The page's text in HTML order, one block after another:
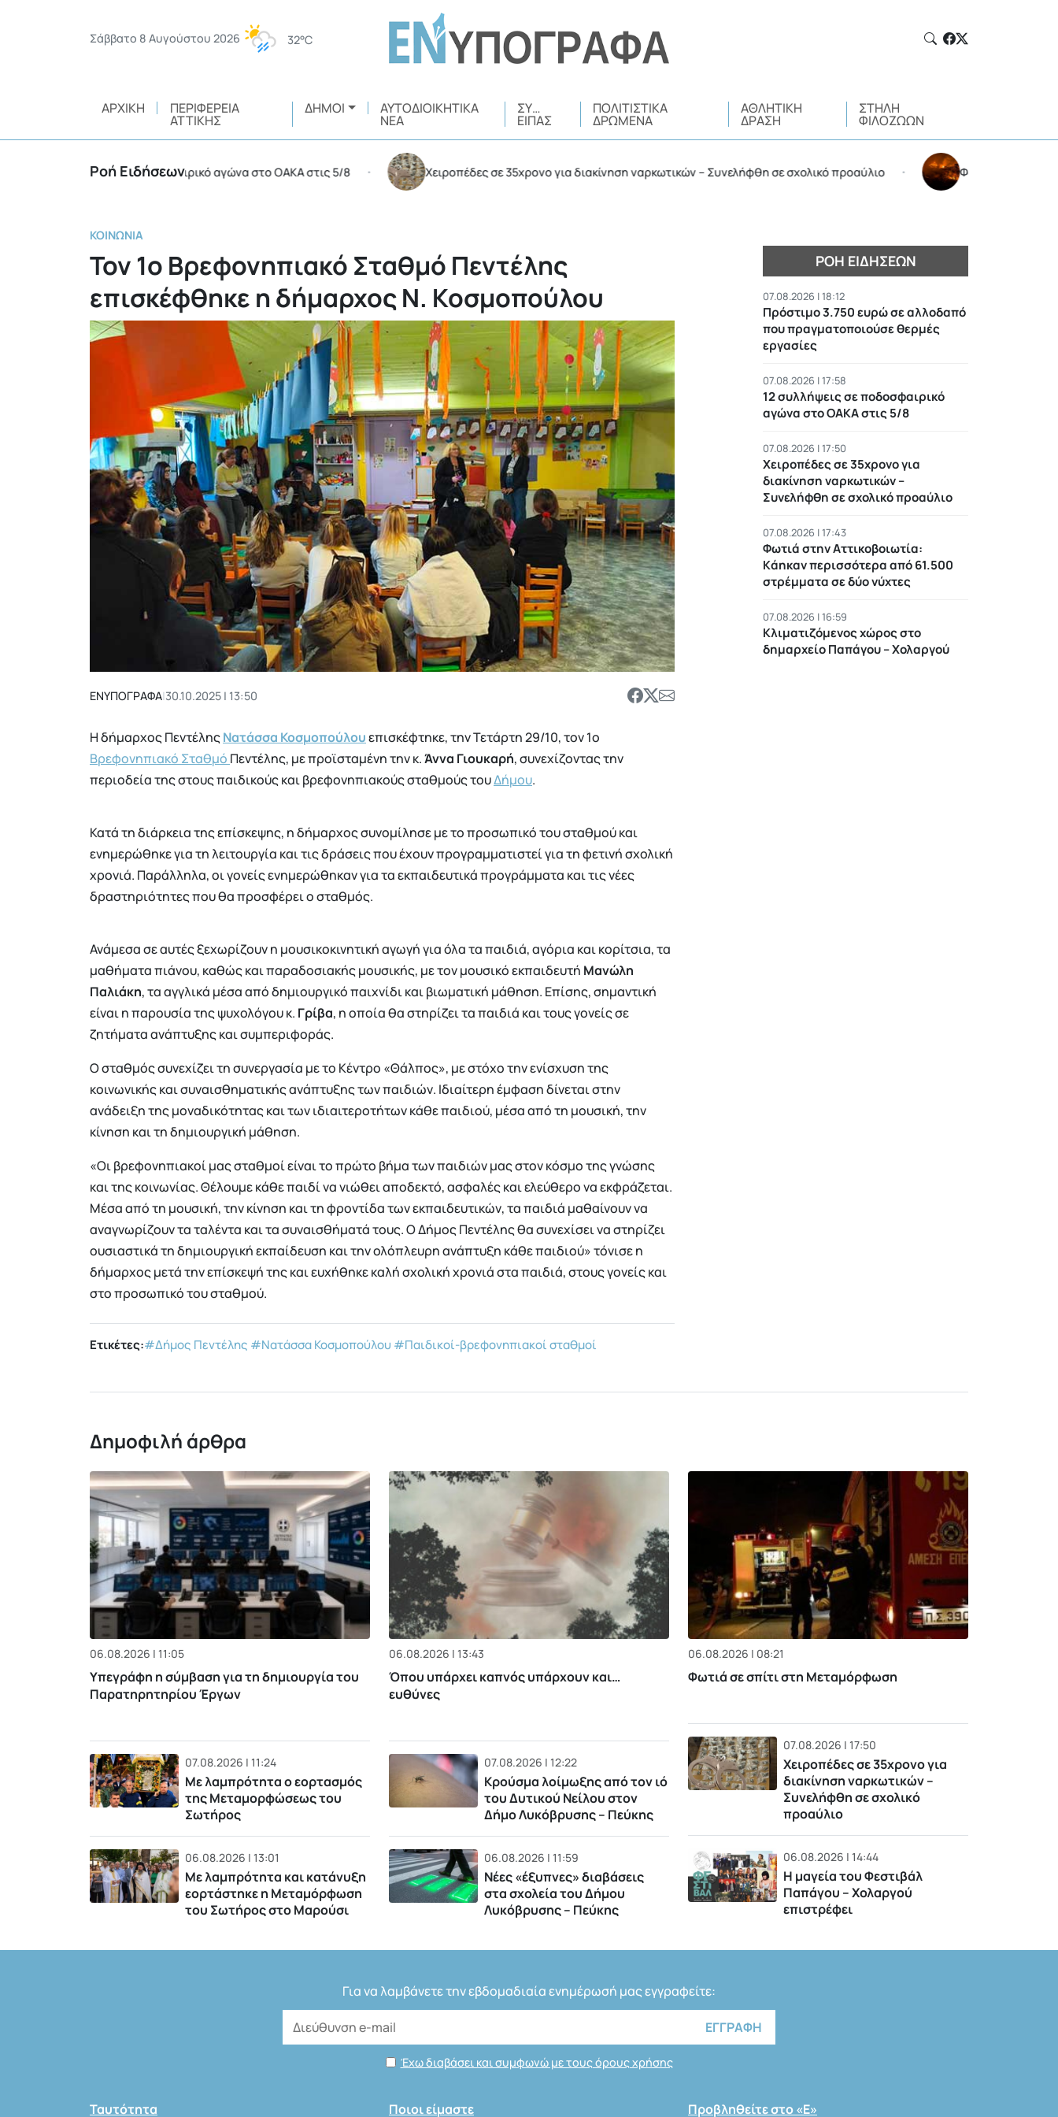
Σάββατο 8 Αυγούστου 2026 32°C
ΑΡΧΙΚΉ ΠΕΡΙΦΈΡΕΙΑ
ΑΤΤΙΚΉΣ
ΔΉΜΟΙ ΑΥΤΟΔΙΟΙΚΗΤΙΚΆ
ΝΈΑ
ΣΥ…
ΕΊΠΑΣ
ΠΟΛΙΤΙΣΤΙΚΆ
ΔΡΏΜΕΝΑ
ΑΘΛΗΤΙΚΉ
ΔΡΆΣΗ
ΣΤΉΛΗ
ΦΙΛΌΖΩΩΝ
Ροή Ειδήσεων
12 συλλήψεις σε ποδοσφαιρικό αγώνα στο ΟΑΚΑ στις 5/8 • Χειροπέδες σε 35χρονο για διακίνηση ναρκωτικών – Συνελήφθη σε σχολικό προαύλιο • Φωτιά στην
ΚΟΙΝΩΝΊΑ
Τον 1ο Βρεφονηπιακό Σταθμό Πεντέλης
επισκέφθηκε η δήμαρχος Ν. Κοσμοπούλου
ΕΝΥΠΟΓΡΑΦΑ|30.10.2025 | 13:50
Η δήμαρχος ΠεντέληςΝατάσσα Κοσμοπούλουεπισκέφτηκε, την Τετάρτη 29/10, τον 1ο
Βρεφονηπιακό Σταθμό Πεντέλης, με προϊσταμένη την κ.Άννα Γιουκαρή, συνεχίζοντας την
περιοδεία της στους παιδικούς και βρεφονηπιακούς σταθμούς τουΔήμου.
Κατά τη διάρκεια της επίσκεψης, η δήμαρχος συνομίλησε με το προσωπικό του σταθμού και
ενημερώθηκε για τη λειτουργία και τις δράσεις που έχουν προγραμματιστεί για τη φετινή σχολική
χρονιά. Παράλληλα, οι γονείς ενημερώθηκαν για τα εκπαιδευτικά προγράμματα και τις νέες
δραστηριότητες που θα προσφέρει ο σταθμός.
Ανάμεσα σε αυτές ξεχωρίζουν η μουσικοκινητική αγωγή για όλα τα παιδιά, αγόρια και κορίτσια, τα
μαθήματα πιάνου, καθώς και παραδοσιακής μουσικής, με τον μουσικό εκπαιδευτή Μανώλη
Παλιάκη, τα αγγλικά μέσα από δημιουργικό παιχνίδι και βιωματική μάθηση. Επίσης, σημαντική
είναι η παρουσία της ψυχολόγου κ. Γρίβα, η οποία θα στηρίζει τα παιδιά και τους γονείς σε
ζητήματα ανάπτυξης και συμπεριφοράς.
Ο σταθμός συνεχίζει τη συνεργασία με το Κέντρο «Θάλπος», με στόχο την ενίσχυση της
κοινωνικής και συναισθηματικής ανάπτυξης των παιδιών. Ιδιαίτερη έμφαση δίνεται στην
ανάδειξη της μοναδικότητας και των ιδιαιτεροτήτων κάθε παιδιού, μέσα από τη μουσική, την
κίνηση και τη δημιουργική μάθηση.
«Οι βρεφονηπιακοί μας σταθμοί είναι το πρώτο βήμα των παιδιών μας στον κόσμο της γνώσης
και της κοινωνίας. Θέλουμε κάθε παιδί να νιώθει αποδεκτό, ασφαλές και ελεύθερο να εκφράζεται.
Μέσα από τη μουσική, την κίνηση και τη φροντίδα των εκπαιδευτικών, τα παιδιά μαθαίνουν να
αναγνωρίζουν τα ταλέντα και τα συναισθήματά τους. Ο Δήμος Πεντέλης θα συνεχίσει να στηρίζει
ουσιαστικά τη δημιουργική εκπαίδευση και την ολόπλευρη ανάπτυξη κάθε παιδιού» τόνισε η
δήμαρχος μετά την επίσκεψή της και ευχήθηκε καλή σχολική χρονιά στα παιδιά, στους γονείς και
στο προσωπικό του σταθμού.
Ετικέτες:#Δήμος Πεντέλης #Νατάσσα Κοσμοπούλου #Παιδικοί-βρεφονηπιακοί σταθμοί
ΡΟΉ ΕΙΔΉΣΕΩΝ
07.08.2026 | 18:12
Πρόστιμο 3.750 ευρώ σε αλλοδαπό
που πραγματοποιούσε θερμές
εργασίες
07.08.2026 | 17:58
12 συλλήψεις σε ποδοσφαιρικό
αγώνα στο ΟΑΚΑ στις 5/8
07.08.2026 | 17:50
Χειροπέδες σε 35χρονο για
διακίνηση ναρκωτικών –
Συνελήφθη σε σχολικό προαύλιο
07.08.2026 | 17:43
Φωτιά στην Αττικοβοιωτία:
Kάηκαν περισσότερα από 61.500
στρέμματα σε δύο νύχτες
07.08.2026 | 16:59
Κλιματιζόμενος χώρος στο
δημαρχείο Παπάγου – Χολαργού
Δημοφιλή άρθρα
06.08.2026 | 11:05
Υπεγράφη η σύμβαση για τη δημιουργία του
Παρατηρητηρίου Έργων
07.08.2026 | 11:24
Με λαμπρότητα ο εορτασμός
της Μεταμορφώσεως του
Σωτήρος
06.08.2026 | 13:01
Με λαμπρότητα και κατάνυξη
εορτάστηκε η Μεταμόρφωση
του Σωτήρος στο Μαρούσι
06.08.2026 | 13:43
Όπου υπάρχει καπνός υπάρχουν και…
ευθύνες
07.08.2026 | 12:22
Κρούσμα λοίμωξης από τον ιό
του Δυτικού Νείλου στον
Δήμο Λυκόβρυσης – Πεύκης
06.08.2026 | 11:59
Νέες «έξυπνες» διαβάσεις
στα σχολεία του Δήμου
Λυκόβρυσης – Πεύκης
06.08.2026 | 08:21
Φωτιά σε σπίτι στη Μεταμόρφωση
07.08.2026 | 17:50
Χειροπέδες σε 35χρονο για
διακίνηση ναρκωτικών –
Συνελήφθη σε σχολικό
προαύλιο
06.08.2026 | 14:44
Η μαγεία του Φεστιβάλ
Παπάγου – Χολαργού
επιστρέφει
Για να λαμβάνετε την εβδομαδιαία ενημέρωσή μας εγγραφείτε:
Έχω διαβάσει και συμφωνώ με τους όρους χρήσης
Ταυτότητα Ποιοι είμαστε Προβληθείτε στο «Ε»